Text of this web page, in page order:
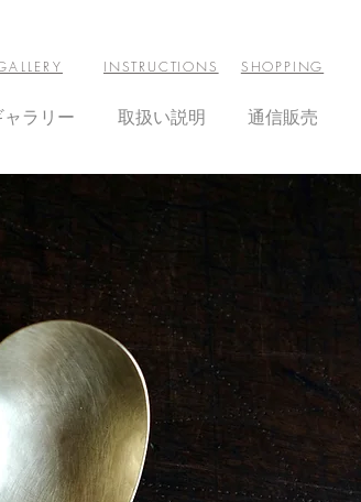
SHOPPING
INSTRUCTIONS
ャラリー 取扱い説明 通信販売